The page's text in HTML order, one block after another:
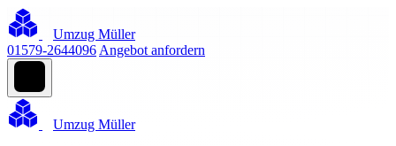
Umzug Müller
01579-2644096 Angebot anfordern
Umzug Müller